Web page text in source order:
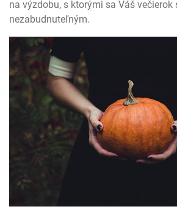
na výzdobu, s ktorými sa Váš večierok
nezabudnuteľným.